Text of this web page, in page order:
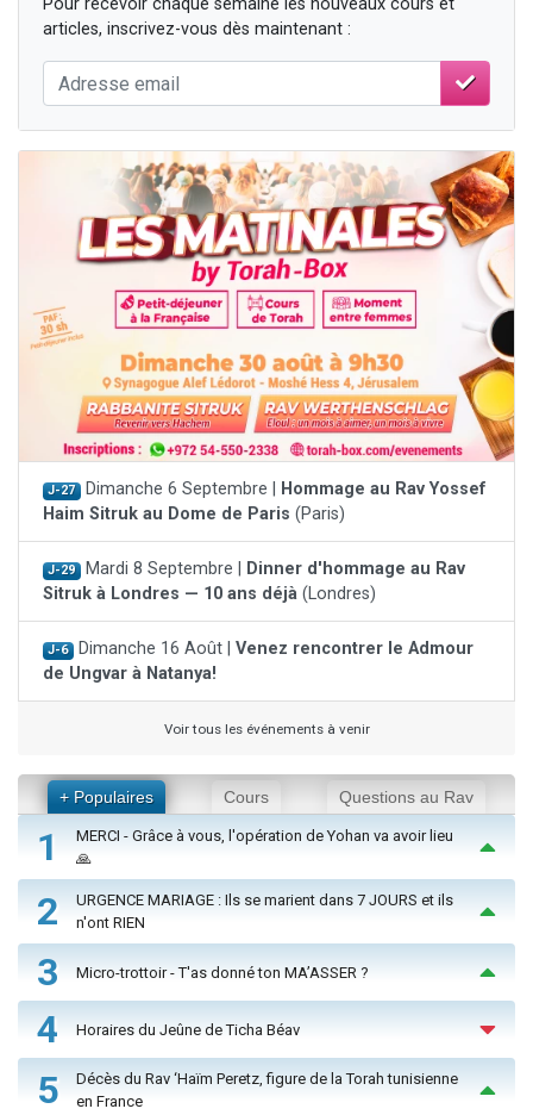
Pour recevoir chaque semaine les nouveaux cours et
articles, inscrivez-vous dès maintenant :
J-27 Dimanche 6 Septembre |
Hommage au Rav Yossef
Haim Sitruk au Dome de Paris (Paris)
J-29 Mardi 8 Septembre |
Dinner d'hommage au Rav
Sitruk à Londres — 10 ans déjà (Londres)
J-6 Dimanche 16 Août | Venez rencontrer le Admour
de Ungvar à Natanya!
Voir tous les événements à venir
+ Populaires Cours Questions au Rav
1
MERCI - Grâce à vous, l'opération de Yohan va avoir lieu
🙏
2
URGENCE MARIAGE : Ils se marient dans 7 JOURS et ils
n'ont RIEN
3 Micro-trottoir - T'as donné ton MA’ASSER ?
4 Horaires du Jeûne de Ticha Béav
5
Décès du Rav ‘Haïm Peretz, figure de la Torah tunisienne
en France